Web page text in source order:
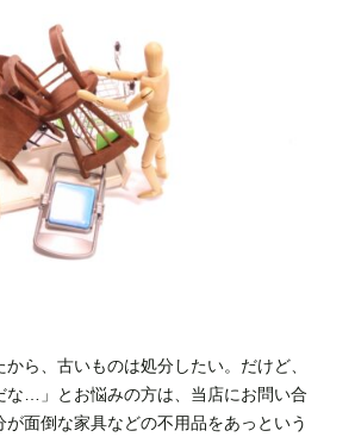
から、古いものは処分したい。だけど、
な…」とお悩みの方は、当店にお問い合
が面倒な家具などの不用品をあっという